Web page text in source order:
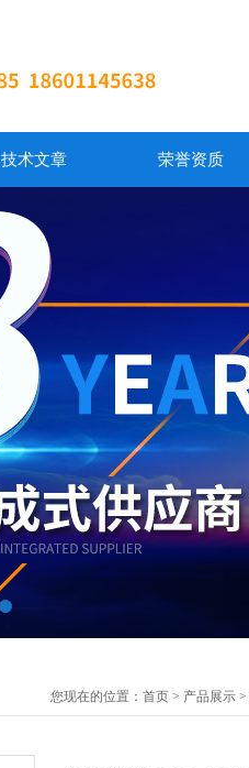
技术文章 荣誉资质
您现在的位置： 首页 > 产品展示 >